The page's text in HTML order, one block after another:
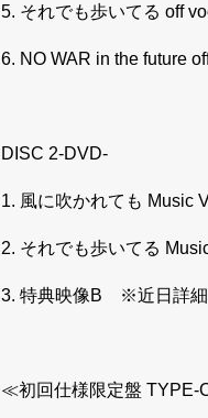
5. それでも歩いてる off
6. NO WAR in the future
DISC 2-DVD-
1. 風に吹かれても Music
2. それでも歩いてる
3. 特典映像B ※近日詳細
≪初回仕様限定盤 TYPE-